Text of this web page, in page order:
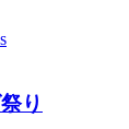
り